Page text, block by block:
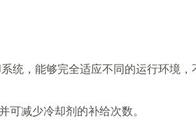
统，能够完全适应不同的运行环境，
可减少冷却剂的补给次数。